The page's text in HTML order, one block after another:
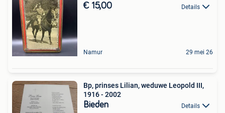
€ 15,00 Details
Namur 29 mei 26
Bp, prinses Lilian, weduwe Leopold III,
1916 - 2002
Bieden Details